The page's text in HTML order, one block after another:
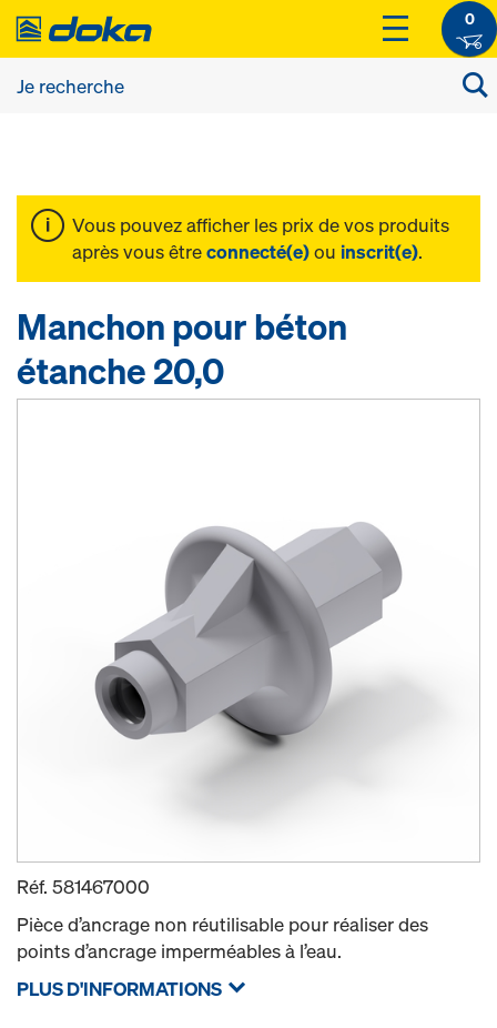
0
Vous pouvez afficher les prix de vos produits
après vous êtreconnecté(e)ou inscrit(e).
Manchon pour béton
étanche 20,0
Réf. 581467000
Pièce d’ancrage non réutilisable pour réaliser des
points d’ancrage imperméables à l’eau.
PLUS D'INFORMATIONS